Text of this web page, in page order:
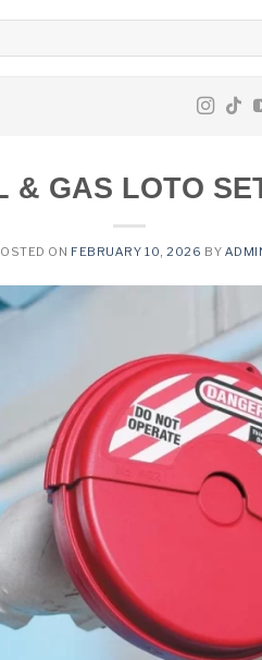
& GAS LOTO
ON FEBRUARY 10, 2026 BY